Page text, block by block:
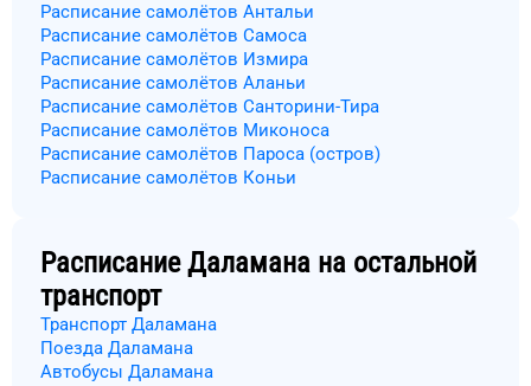
Расписание самолётов Антальи
Расписание самолётов Самоса
Расписание самолётов Измира
Расписание самолётов Аланьи
Расписание самолётов Санторини-Тира
Расписание самолётов Миконоса
Расписание самолётов Пароса (остров)
Расписание самолётов Коньи
РасписаниеДаламана на остальной
транспорт
Транспорт Даламана
Поезда Даламана
Автобусы Даламана